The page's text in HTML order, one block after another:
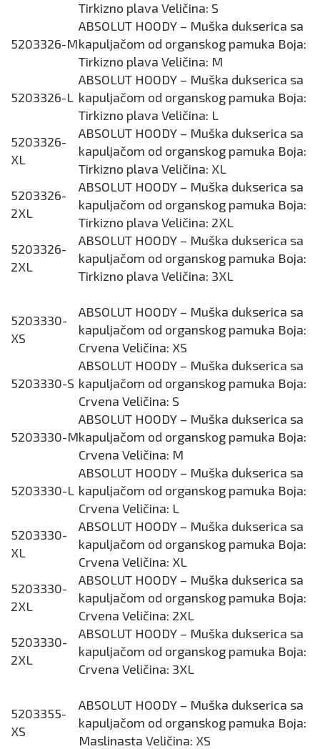
Tirkizno plava Veličina: S
5203326-M
ABSOLUT HOODY – Muška dukserica sa
kapuljačom od organskog pamuka Boja:
Tirkizno plava Veličina: M
5203326-L
ABSOLUT HOODY – Muška dukserica sa
kapuljačom od organskog pamuka Boja:
Tirkizno plava Veličina: L
5203326-
XL
ABSOLUT HOODY – Muška dukserica sa
kapuljačom od organskog pamuka Boja:
Tirkizno plava Veličina: XL
5203326-
2XL
ABSOLUT HOODY – Muška dukserica sa
kapuljačom od organskog pamuka Boja:
Tirkizno plava Veličina: 2XL
5203326-
2XL
ABSOLUT HOODY – Muška dukserica sa
kapuljačom od organskog pamuka Boja:
Tirkizno plava Veličina: 3XL
5203330-
XS
ABSOLUT HOODY – Muška dukserica sa
kapuljačom od organskog pamuka Boja:
Crvena Veličina: XS
5203330-S
ABSOLUT HOODY – Muška dukserica sa
kapuljačom od organskog pamuka Boja:
Crvena Veličina: S
5203330-M
ABSOLUT HOODY – Muška dukserica sa
kapuljačom od organskog pamuka Boja:
Crvena Veličina: M
5203330-L
ABSOLUT HOODY – Muška dukserica sa
kapuljačom od organskog pamuka Boja:
Crvena Veličina: L
5203330-
XL
ABSOLUT HOODY – Muška dukserica sa
kapuljačom od organskog pamuka Boja:
Crvena Veličina: XL
5203330-
2XL
ABSOLUT HOODY – Muška dukserica sa
kapuljačom od organskog pamuka Boja:
Crvena Veličina: 2XL
5203330-
2XL
ABSOLUT HOODY – Muška dukserica sa
kapuljačom od organskog pamuka Boja:
Crvena Veličina: 3XL
5203355-
XS
ABSOLUT HOODY – Muška dukserica sa
kapuljačom od organskog pamuka Boja:
Maslinasta Veličina: XS